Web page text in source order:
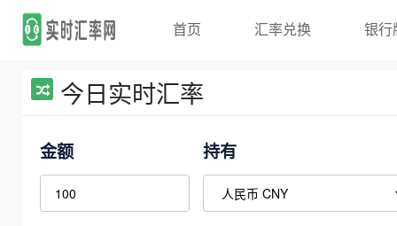
首页 汇率兑换 银行
今日实时汇率
金额 持有